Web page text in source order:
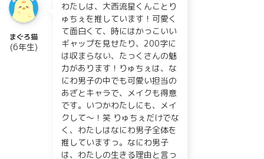
まぐろ猫
(6年生)
わたしは、大西流星くんことり
ゅちぇを推しています！可愛く
て面白くて、時にはかっこいい
ギャップを見せたり、200字に
は収まらない、たっくさんの魅
力があります！りゅちぇは、な
にわ男子の中でも可愛い担当の
あざとキャラで、メイクも得意
です。いつかわたしにも、メイ
クして〜！笑 りゅちぇだけでな
く、わたしはなにわ男子全体を
推していますっ。なにわ男子
は、わたしの生きる理由と言っ